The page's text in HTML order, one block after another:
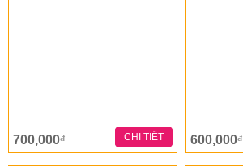
700,000đ CHI TIẾT 600,000đ